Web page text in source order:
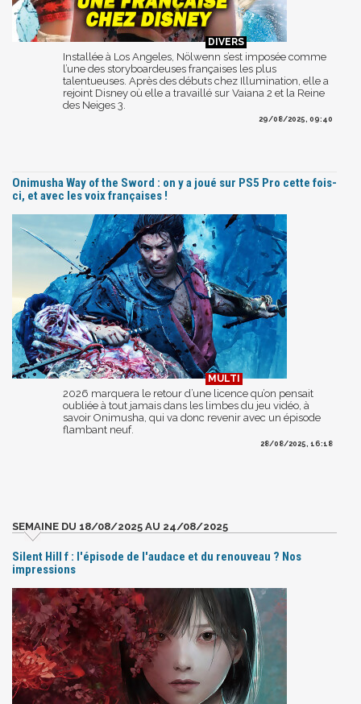
Installée à Los Angeles, Nölwenn s’est imposée comme
l’une des storyboardeuses françaises les plus
talentueuses. Après des débuts chez Illumination, elle a
rejoint Disney où elle a travaillé sur Vaiana 2 et la Reine
des Neiges 3.
29/08/2025, 09:40
Onimusha Way of the Sword : on y a joué sur PS5 Pro cette fois-
ci, et avec les voix françaises !
2026 marquera le retour d’une licence qu’on pensait
oubliée à tout jamais dans les limbes du jeu vidéo, à
savoir Onimusha, qui va donc revenir avec un épisode
flambant neuf.
28/08/2025, 16:18
SEMAINE DU 18/08/2025 AU 24/08/2025
Silent Hill f : l'épisode de l'audace et du renouveau ? Nos
impressions